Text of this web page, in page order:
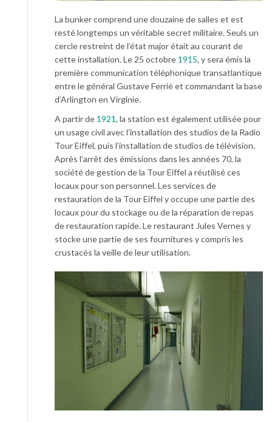
La bunker comprend une douzaine de salles et est
resté longtemps un véritable secret militaire. Seuls un
cercle restreint de l’état major était au courant de
cette installation. Le 25 octobre 1915, y sera émis la
première communication téléphonique transatlantique
entre le général Gustave Ferrié et commandant la base
d’Arlington en Virginie.
A partir de 1921, la station est également utilisée pour
un usage civil avec l’installation des studios de la Radio
Tour Eiffel, puis l’installation de studios de télévision.
Après l’arrêt des émissions dans les années 70, la
société de gestion de la Tour Eiffel a réutilisé ces
locaux pour son personnel. Les services de
restauration de la Tour Eiffel y occupe une partie des
locaux pour du stockage ou de la réparation de repas
de restauration rapide. Le restaurant Jules Vernes y
stocke une partie de ses fournitures y compris les
crustacés la veille de leur utilisation.